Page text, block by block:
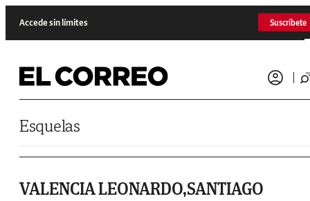
Accede sin límites Suscríbete
Esquelas
VALENCIA LEONARDO,SANTIAGO